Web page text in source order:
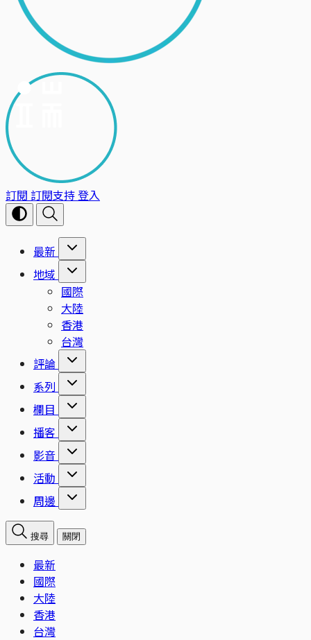
訂閱 訂閱支持登入
最新
地域
國際
大陸
香港
台灣
評論
系列
欄目
播客
影音
活動
周邊
搜尋 關閉
最新
國際
大陸
香港
台灣